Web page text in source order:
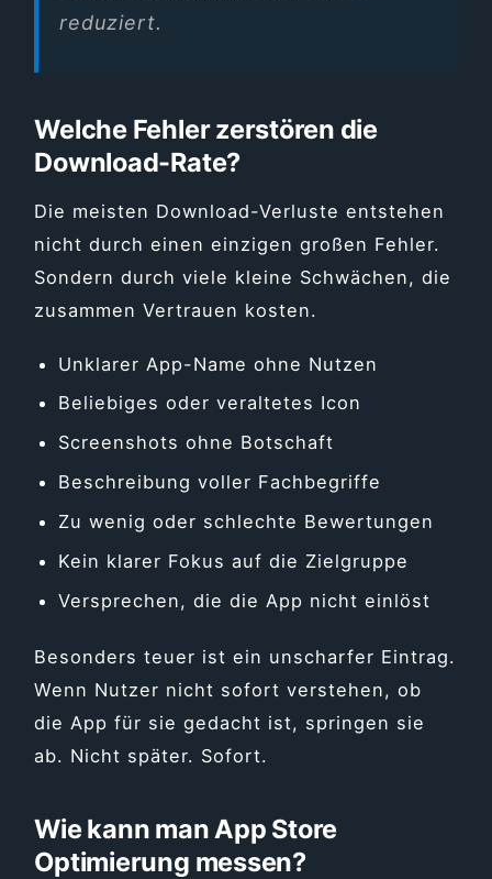
reduziert.
Welche Fehler zerstören die
Download-Rate?
Die meisten Download-Verluste entstehen
nicht durch einen einzigen großen Fehler.
Sondern durch viele kleine Schwächen, die
zusammen Vertrauen kosten.
Unklarer App-Name ohne Nutzen
Beliebiges oder veraltetes Icon
Screenshots ohne Botschaft
Beschreibung voller Fachbegriffe
Zu wenig oder schlechte Bewertungen
Kein klarer Fokus auf die Zielgruppe
Versprechen, die die App nicht einlöst
Besonders teuer ist ein unscharfer Eintrag.
Wenn Nutzer nicht sofort verstehen, ob
die App für sie gedacht ist, springen sie
ab. Nicht später. Sofort.
Wie kann man App Store
Optimierung messen?